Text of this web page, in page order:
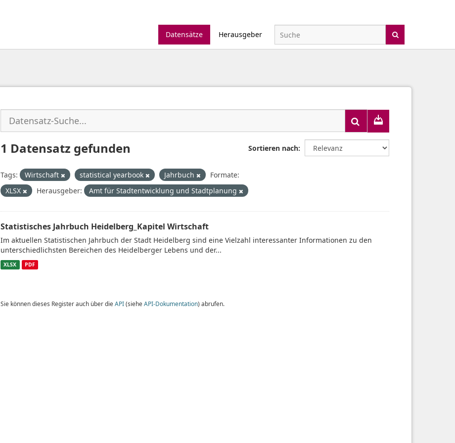
Datensätze
Herausgeber
Sortieren nach
1 Datensatz gefunden
Tags: Wirtschaft statistical yearbook Jahrbuch
Formate:
XLSX
Herausgeber: Amt für Stadtentwicklung und Stadtplanung
Statistisches Jahrbuch Heidelberg_Kapitel Wirtschaft
Im aktuellen Statistischen Jahrbuch der Stadt Heidelberg sind eine Vielzahl interessanter Informationen zu den
unterschiedlichsten Bereichen des Heidelberger Lebens und der...
XLSX PDF
Sie können dieses Register auch über die API(siehe API-Dokumentation) abrufen.